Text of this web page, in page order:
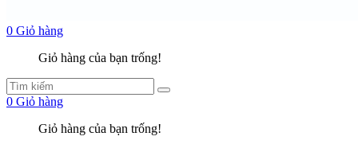
0 Giỏ hàng
Giỏ hàng của bạn trống!
0 Giỏ hàng
Giỏ hàng của bạn trống!